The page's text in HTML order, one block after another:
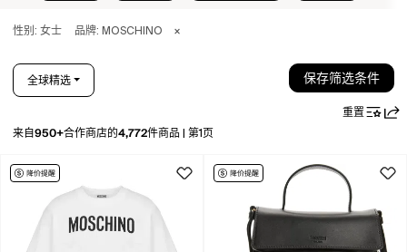
性别: 女士 品牌: MOSCHINO ×
全球精选
来自950+合作商店的4,772件商品 第1页
保存筛选条件
重置